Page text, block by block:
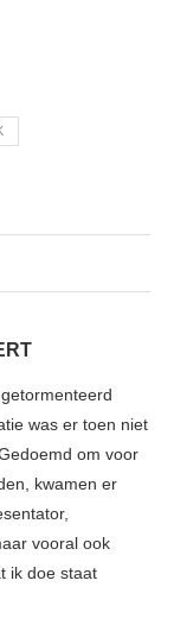
was er toen niet
om voor
kwamen er
vooral ook
ik doe staat